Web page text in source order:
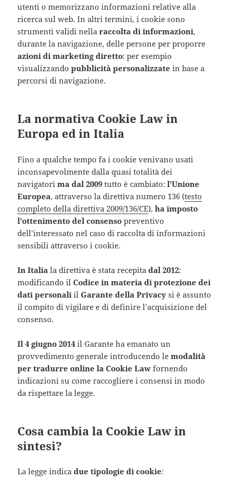
utenti o memorizzano informazioni relative alla
ricerca sul web. In altri termini, i cookie sono
strumenti validi nellaraccolta di informazioni,
durante la navigazione, delle persone per proporre
azioni di marketing diretto: per esempio
visualizzandopubblicità personalizzate in base a
percorsi di navigazione.
La normativa Cookie Law in
Europa ed in Italia
Fino a qualche tempo fa i cookie venivano usati
inconsapevolmente dalla quasi totalità dei
navigatorima dal 2009 tutto è cambiato:l’Unione
Europea, attraverso la direttiva numero 136 (testo
completo della direttiva 2009/136/CE),ha imposto
l’ottenimento del consenso preventivo
dell’interessato nel caso di raccolta di informazioni
sensibili attraverso i cookie.
In Italia la direttiva è stata recepitadal 2012:
modificando ilCodice in materia di protezione dei
dati personali ilGarante della Privacy si è assunto
il compito di vigilare e di definire l’acquisizione del
consenso.
Il 4 giugno 2014 il Garante ha emanato un
provvedimento generale introducendo lemodalità
per tradurre online la Cookie Law fornendo
indicazioni su come raccogliere i consensi in modo
da rispettare la legge.
Cosa cambia la Cookie Law in
sintesi?
La legge indicadue tipologie di cookie: